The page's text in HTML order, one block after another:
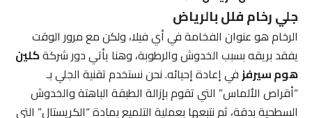
جلي رخام فلل بالرياض
الرخام هو عنوان الفخامة في أي فيلا، ولكن مع مرور الوقت
يفقد بريقه بسبب الخدوش والرطوبة، وهنا يأتي دور شركةكلين
هوم سيرفزفي إعادة إحيائه. نحن نستخدم تقنية الجلي بـ
“أقراص الألماس” التي تقوم بإزالة الطبقة الباهتة والخدوش
السطحية بدقة، ثم نتبعها بعملية التلميع بمادة “الكريستال” التي